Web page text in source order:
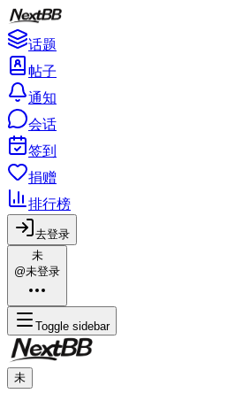
话题
帖子
通知
会话
签到
捐赠
排行榜
去登录
未
@未登录
Toggle sidebar
未